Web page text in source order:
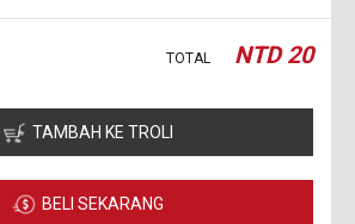
TOTAL NTD20
TAMBAH KE TROLI
BELI SEKARANG